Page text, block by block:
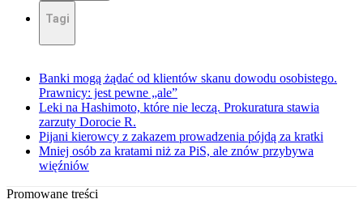
Tagi
Banki mogą żądać od klientów skanu dowodu osobistego.
Prawnicy: jest pewne „ale”
Leki na Hashimoto, które nie leczą. Prokuratura stawia
zarzuty Dorocie R.
Pijani kierowcy z zakazem prowadzenia pójdą za kratki
Mniej osób za kratami niż za PiS, ale znów przybywa
więźniów
Promowane treści